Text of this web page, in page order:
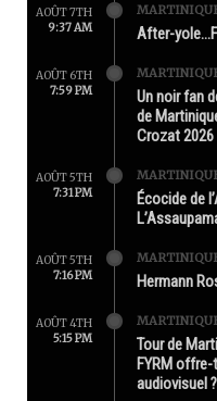
AOÛT 7TH
9:37 AM
After-
AOÛT 6TH
7:59 PM
Un noir fan
de
Crozat 2026
AOÛT 5TH
7:31 PM
Écocide de
AOÛT 5TH
7:16 PM
Hermann
AOÛT 4TH
5:15 PM
Tour de
FYRM
audiovisuel ?